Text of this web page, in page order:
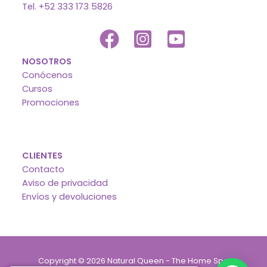
Tel. +52 333 173 5826
NOSOTROS
Conócenos
Cursos
Promociones
CLIENTES
Contacto
Aviso de privacidad
Envíos y devoluciones
Copyright © 2026 Natural Queen - The Home Spa